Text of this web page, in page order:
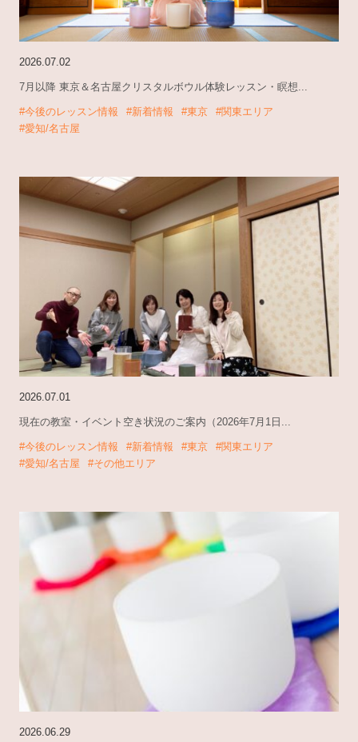
2026.07.02
7月以降 東京＆名古屋クリスタルボウル体験レッスン・瞑想...
#今後のレッスン情報 #新着情報 #東京
#関東エリア
#愛知/名古屋
2026.07.01
現在の教室・イベント空き状況のご案内（2026年7月1日...
#今後のレッスン情報 #新着情報 #東京
#関東エリア
#愛知/名古屋
#その他エリア
2026.06.29